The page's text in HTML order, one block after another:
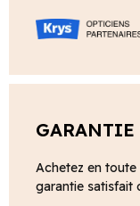
GARANTIE
Achetez en
garantie satisfait